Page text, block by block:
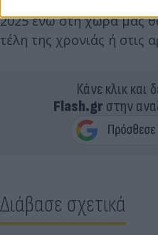
2025 ενώ στη χώρα μας
τέλη της χρονιάς ή στις
Κάνε κλικ και
Flash.grστην
Διάβασε σχετικά